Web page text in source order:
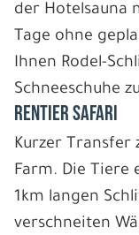
der Hotelsauna
Tage ohne
Ihnen Rodel-
Schneeschuhe
RENTIER SAFARI
Kurzer Transfer
Farm. Die Tiere
1km langen
verschneiten